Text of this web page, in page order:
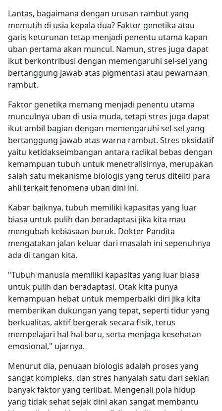
Lantas, bagaimana dengan urusan rambut yang
memutih di usia kepala dua? Faktor genetika atau
garis keturunan tetap menjadi penentu utama kapan
uban pertama akan muncul. Namun, stres juga dapat
ikut berkontribusi dengan memengaruhi sel-sel yang
bertanggung jawab atas pigmentasi atau pewarnaan
rambut.
Faktor genetika memang menjadi penentu utama
munculnya uban di usia muda, tetapi stres juga dapat
ikut ambil bagian dengan memengaruhi sel-sel yang
bertanggung jawab atas warna rambut. Stres oksidatif
yaitu ketidakseimbangan antara radikal bebas dengan
kemampuan tubuh untuk menetralisirnya, merupakan
salah satu mekanisme biologis yang terus diteliti para
ahli terkait fenomena uban dini ini.
Kabar baiknya, tubuh memiliki kapasitas yang luar
biasa untuk pulih dan beradaptasi jika kita mau
mengubah kebiasaan buruk. Dokter Pandita
mengatakan jalan keluar dari masalah ini sepenuhnya
ada di tangan kita.
"Tubuh manusia memiliki kapasitas yang luar biasa
untuk pulih dan beradaptasi. Otak kita punya
kemampuan hebat untuk memperbaiki diri jika kita
memberikan dukungan yang tepat, seperti tidur yang
berkualitas, aktif bergerak secara fisik, terus
mempelajari hal-hal baru, serta menjaga kesehatan
emosional," ujarnya.
Menurut dia, penuaan biologis adalah proses yang
sangat kompleks, dan stres hanyalah satu dari sekian
banyak faktor yang terlibat. Mengenali pola hidup
yang tidak sehat sejak dini akan sangat membantu